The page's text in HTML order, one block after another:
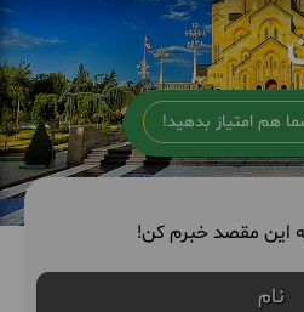
هم امتیاز بدهید!
این مقصد خبرم کن!
نام